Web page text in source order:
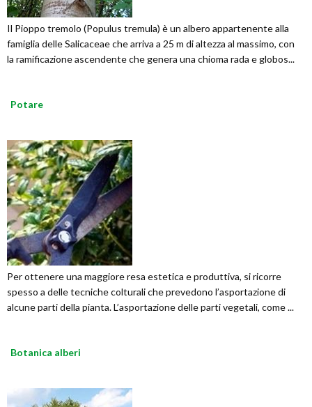
Il Pioppo tremolo (Populus tremula) è un albero appartenente alla
famiglia delle Salicaceae che arriva a 25 m di altezza al massimo, con
la ramificazione ascendente che genera una chioma rada e globos...
Potare
Per ottenere una maggiore resa estetica e produttiva, si ricorre
spesso a delle tecniche colturali che prevedono l’asportazione di
alcune parti della pianta. L’asportazione delle parti vegetali, come ...
Botanica alberi